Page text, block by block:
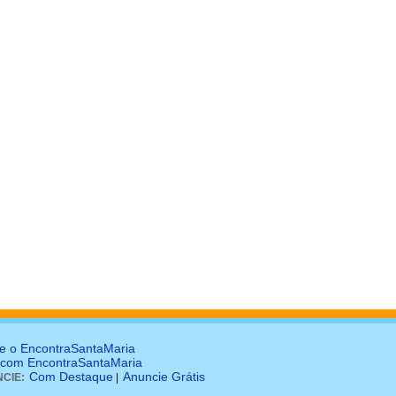
o EncontraSantaMaria
EncontraSantaMaria
Com Destaque Anuncie Grátis